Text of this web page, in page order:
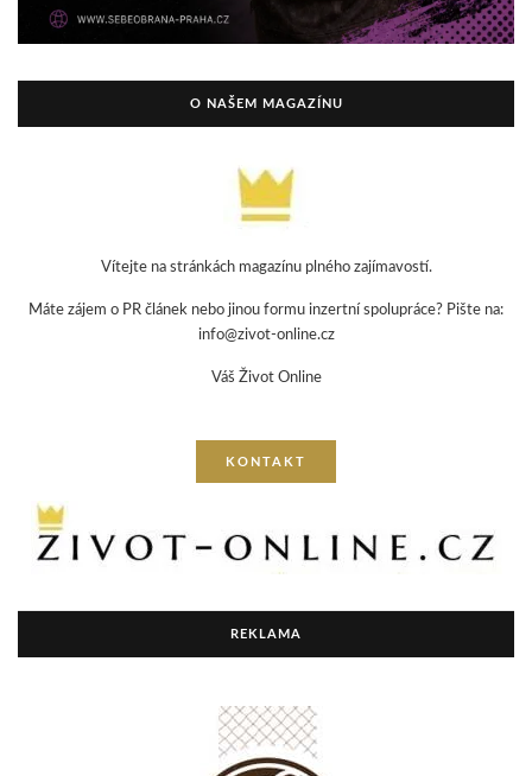
O NAŠEM MAGAZÍNU
Vítejte na stránkách magazínu plného zajímavostí.
Máte zájem o PR článek nebo jinou formu inzertní spolupráce? Pište na:
info@zivot-online.cz
Váš Život Online
KONTAKT
REKLAMA